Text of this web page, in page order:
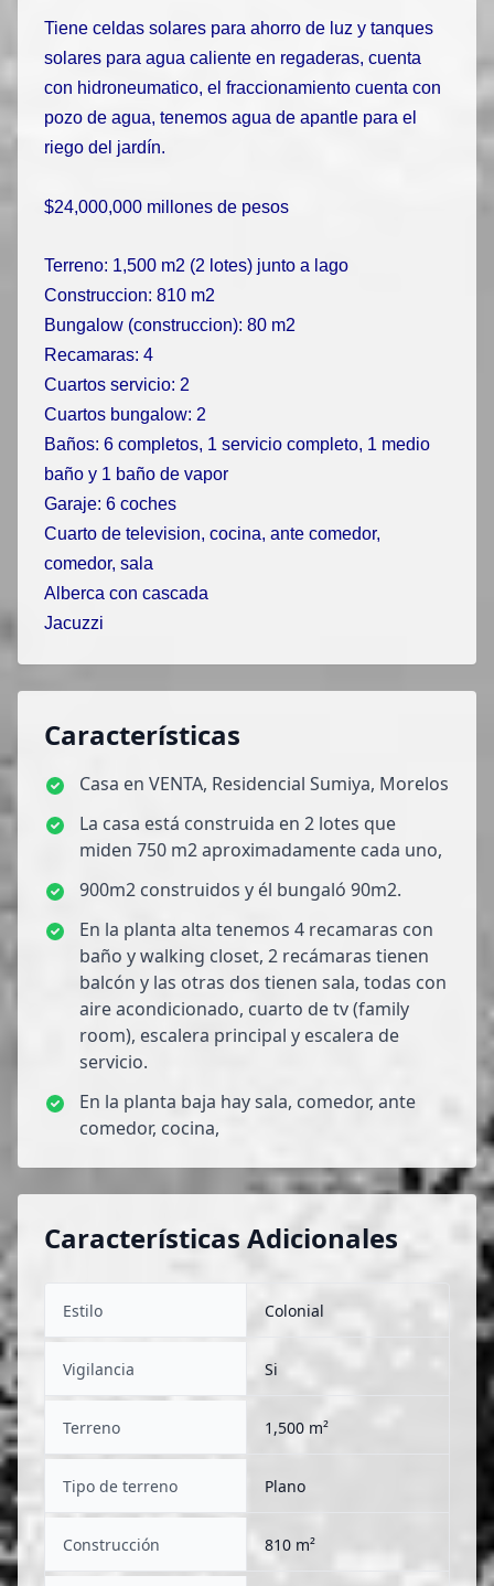
Tiene celdas solares para ahorro de luz y tanques
solares para agua caliente en regaderas, cuenta
con hidroneumatico, el fraccionamiento cuenta con
pozo de agua, tenemos agua de apantle para el
riego del jardín.
$24,000,000 millones de pesos
Terreno: 1,500 m2 (2 lotes) junto a lago
Construccion: 810 m2
Bungalow (construccion): 80 m2
Recamaras: 4
Cuartos servicio: 2
Cuartos bungalow: 2
Baños: 6 completos, 1 servicio completo, 1 medio
baño y 1 baño de vapor
Garaje: 6 coches
Cuarto de television, cocina, ante comedor,
comedor, sala
Alberca con cascada
Jacuzzi
Características
Casa en VENTA, Residencial Sumiya, Morelos
La casa está construida en 2 lotes que
miden 750 m2 aproximadamente cada uno,
900m2 construidos y él bungaló 90m2.
En la planta alta tenemos 4 recamaras con
baño y walking closet, 2 recámaras tienen
balcón y las otras dos tienen sala, todas con
aire acondicionado, cuarto de tv (family
room), escalera principal y escalera de
servicio.
En la planta baja hay sala, comedor, ante
comedor, cocina,
Características Adicionales
Estilo Colonial
Vigilancia Si
Terreno 1,500 m²
Tipo de terreno Plano
Construcción 810 m²